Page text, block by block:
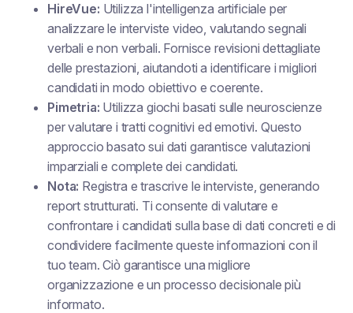
HireVue: Utilizza l'intelligenza artificiale per
analizzare le interviste video, valutando segnali
verbali e non verbali. Fornisce revisioni dettagliate
delle prestazioni, aiutandoti a identificare i migliori
candidati in modo obiettivo e coerente.
Pimetria: Utilizza giochi basati sulle neuroscienze
per valutare i tratti cognitivi ed emotivi. Questo
approccio basato sui dati garantisce valutazioni
imparziali e complete dei candidati.
Nota: Registra e trascrive le interviste, generando
report strutturati. Ti consente di valutare e
confrontare i candidati sulla base di dati concreti e di
condividere facilmente queste informazioni con il
tuo team. Ciò garantisce una migliore
organizzazione e un processo decisionale più
informato.